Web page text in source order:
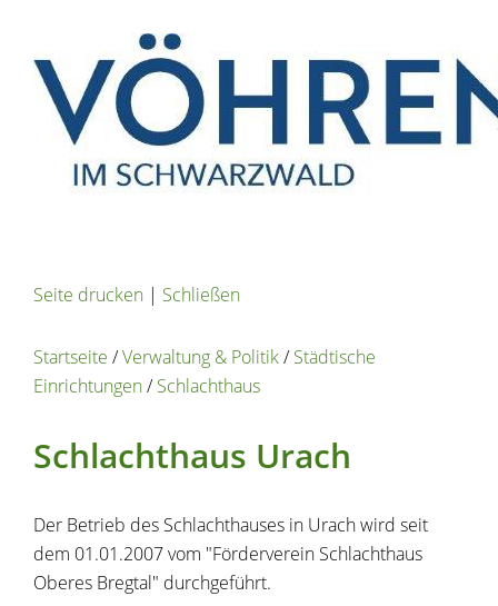
Seite drucken | Schließen
Startseite /Verwaltung & Politik/Städtische
Einrichtungen/Schlachthaus
Schlachthaus Urach
Der Betrieb des Schlachthauses in Urach wird seit
dem 01.01.2007 vom "Förderverein Schlachthaus
Oberes Bregtal" durchgeführt.